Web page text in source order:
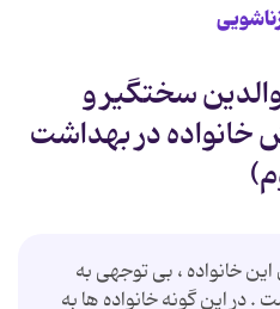
سختگیر و
خانواده در بهداشت
خانواده ، بی توجهی به
در این گونه خانواده ها به